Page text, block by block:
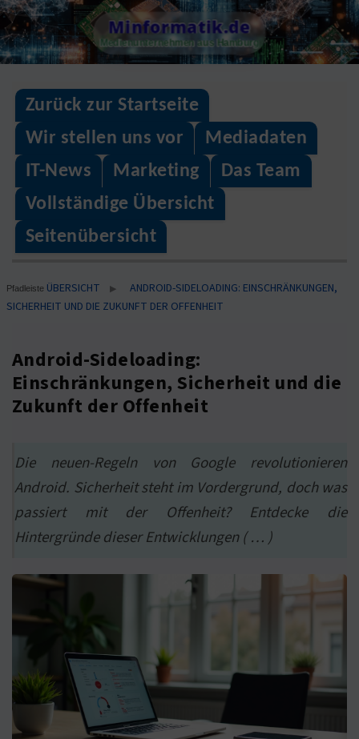
Skip
to
content
Minformatik.de
Medienunternehmen aus Hamburg
Zurück zur Startseite
Wir stellen uns vor
Mediadaten
IT-News
Marketing
Das Team
Vollständige Übersicht
Seitenübersicht
Pfadleiste ÜBERSICHT ▶
ANDROID-SIDELOADING: EINSCHRÄNKUNGEN,
SICHERHEIT UND DIE ZUKUNFT DER OFFENHEIT
Android-Sideloading:
Einschränkungen, Sicherheit und die
Zukunft der Offenheit
Die neuen-Regeln von Google revolutionieren
Android. Sicherheit steht im Vordergrund, doch was
passiert mit der Offenheit? Entdecke die
Hintergründe dieser Entwicklungen ( … )